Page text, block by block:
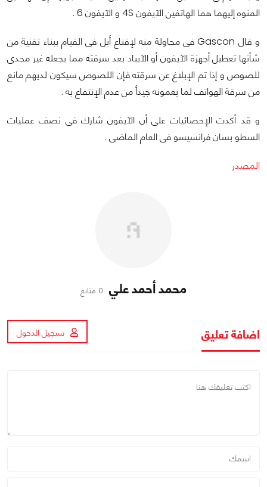
المنوه إليهما هما الهاتفين الآيفون 4S و الآيفون 6 .
و قال Gascon فى محاولة منه لإقناع أبل فى القيام ببناء تقنية من
شأنها تعطيل أجهزة الآيفون أو الآيباد بعد سرقته مما يجعله غير مجدى
للصوص و إذا تم الإبلاغ عن سرقته فإن اللصوص سيكون لديهم مانع
من سرقة الهواتف لما يعمونه جيدأ من عدم الإنتفاع به .
و قد أكدت الإحصائيات على أن الآيفون شارك فى نصف عمليات
السطو بسان فرانسيسو فى العام الماضى .
المصدر
محمد أحمد علي 0 متابع
اضافة تعليق تسجيل الدخول